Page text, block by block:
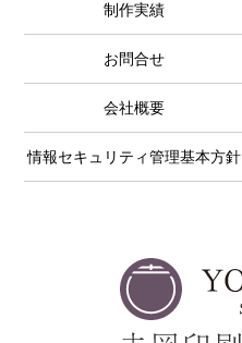
制作実績
お問合せ
会社概要
情報セキュリティ管理基本方針